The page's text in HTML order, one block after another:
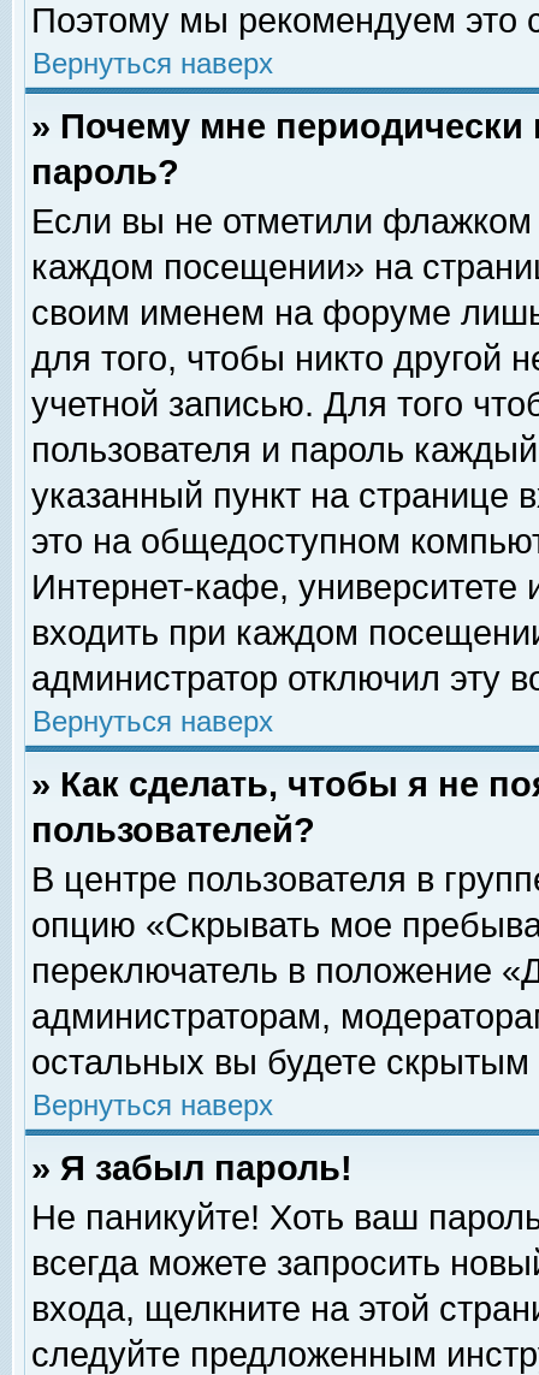
Поэтому мы рекомендуем это
Вернуться наверх
» Почему мне
пароль?
Если вы не отметили флажком
каждом посещении» на
своим именем на форуме
для того, чтобы никто другой
учетной записью. Для того
пользователя и пароль
указанный пункт на
это на общедоступном
Интернет-кафе, университете
входить при каждом
администратор отключил эту
Вернуться наверх
» Как сделать, чтобы я не
пользователей?
В центре пользователя в
опцию «Скрывать мое
переключатель в положение
администраторам,
остальных вы будете скрытым
Вернуться наверх
» Я забыл пароль!
Не паникуйте! Хоть ваш
всегда можете запросить
входа, щелкните на этой
следуйте предложенным